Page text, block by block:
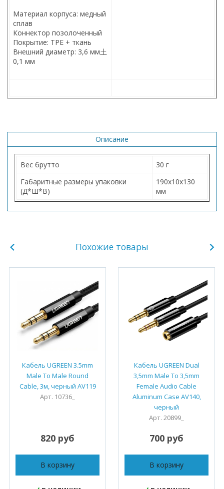
Материал корпуса: медный
сплав
Коннектор позолоченный
Покрытие: TPE + ткань
Внешний диаметр: 3,6 мм土
0,1 мм
Описание
Вес брутто
30 г
Габаритные размеры упаковки
(Д*Ш*В)
190х10х130
мм
Похожие товары
Кабель UGREEN 3.5mm
Male To Male Round
Cable, 3м, черный AV119
Арт. 10736_
820 руб
В корзину
Кабель UGREEN Dual
3,5mm Male To 3,5mm
Female Audio Cable
Aluminum Case AV140,
черный
Арт. 20899_
700 руб
В корзину